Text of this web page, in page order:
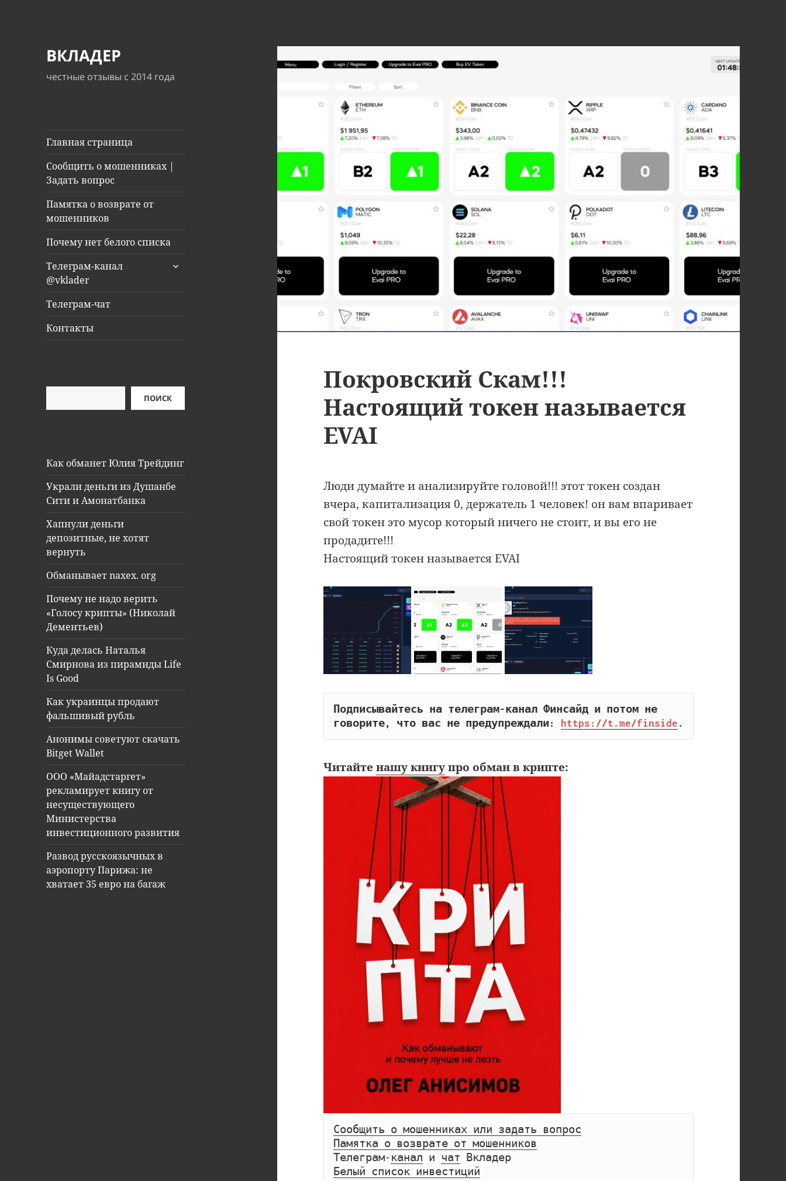
ВКЛАДЕР
честные отзывы с 2014 года
Главная страница
Сообщить о мошенниках |
Задать вопрос
Памятка о возврате от
мошенников
Почему нет белого списка
Телеграм-канал
@vklader
раскрыть
Телеграм-чат
Контакты
ПОИСК
Как обманет Юлия Трейдинг
Украли деньги из Душанбе
Сити и Амонатбанка
Хапнули деньги
депозитные, не хотят
вернуть
Обманывает naxex. org
Почему не надо верить
«Голосу крипты» (Николай
Дементьев)
Куда делась Наталья
Смирнова из пирамиды Life
Is Good
Как украинцы продают
фальшивый рубль
Анонимы советуют скачать
Bitget Wallet
ООО «Майадстаргет»
рекламирует книгу от
несуществующего
Министерства
инвестиционного развития
Развод русскоязычных в
аэропорту Парижа: не
хватает 35 евро на багаж
Покровский Скам!!!
Настоящий токен называется
EVAI
Люди думайте и анализируйте головой!!! этот токен создан
вчера, капитализация 0, держатель 1 человек! он вам впаривает
свой токен это мусор который ничего не стоит, и вы его не
продадите!!!
Настоящий токен называется EVAI
Подписывайтесь на телеграм-канал Финсайд и потом не
говорите, что вас не предупреждали: https://t.me/finside .
Читайтенашу книгупро обман в крипте:
Сообщить о мошенниках или задать вопрос
Памятка о возврате от мошенников
Телеграм- канал и чат
Вкладер
Белый список инвестиций